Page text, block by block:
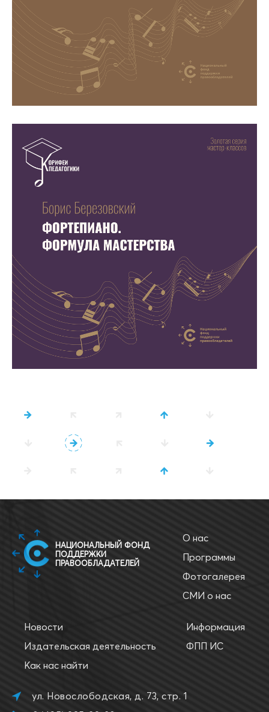
НАЦИОНАЛЬНЫЙ ФОНД
ПОДДЕРЖКИ
ПРАВООБЛАДАТЕЛЕЙ
О нас
Программы
Фотогалерея
СМИ о нас
Новости
Издательская деятельность
Как нас найти
Информация
ФПП ИС
ул. Новослободская, д. 73, стр. 1